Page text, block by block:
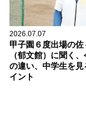
2026.07.07
甲子園６度出場の
（郁文館）に聞く
の違い、中学生を見
イント